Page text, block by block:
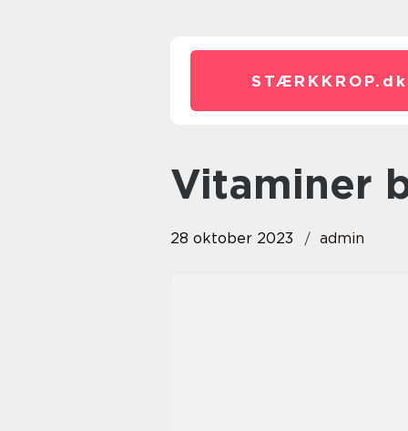
STÆRKKROP. dk
vitaminer
28 oktober 2023 admin